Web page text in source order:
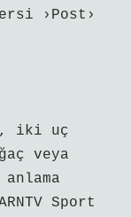
›Post›
iki uç
veya
Sport